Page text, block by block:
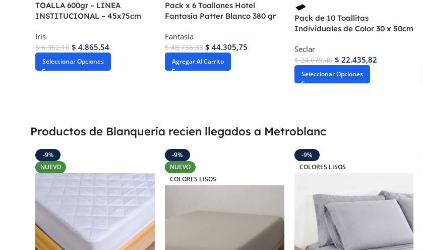
TOALLA 600gr – LINEA
INSTITUCIONAL – 45x75cm
Iris
$5.352,10 $ 4.865,54
Seleccionar Opciones
Pack x 6 Toallones Hotel
Fantasía Patter Blanco 380 gr
Fantasía
$48.736,33 $ 44.305,75
Agregar Al Carrito
Pack de 10 Toallitas
Individuales de Color 30 x 50cm
Seclar
$24.679,40 $ 22.435,82
Seleccionar Opciones
Productos de Blanquería recien llegados a Metroblanc
-9%
NUEVO
-9%
NUEVO
COLORES LISOS
-9%
COLORES LISOS